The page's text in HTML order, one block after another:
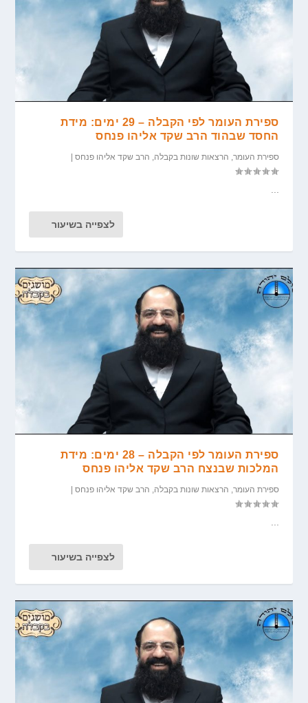
ספירת העומר לפי הקבלה – 29 ימים: מידת
החסד שבהוד הרב שקד אליהו פנחס
ספירת העומר, הרצאות שונות בקבלה, הרב שקד אליהו פנחס
...
לצפייה בשיעור
ספירת העומר לפי הקבלה – 28 ימים: מידת
המלכות שבנצח הרב שקד אליהו פנחס
ספירת העומר, הרצאות שונות בקבלה, הרב שקד אליהו פנחס
לצפייה בשיעור